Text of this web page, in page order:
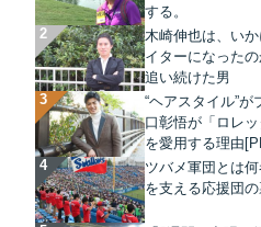
する。
木崎伸也は、い
イターになった
追い続けた男
“ヘアスタイル”
口彰悟が「ロレ
を愛用する理由
ツバメ軍団とは
を支える応援団の